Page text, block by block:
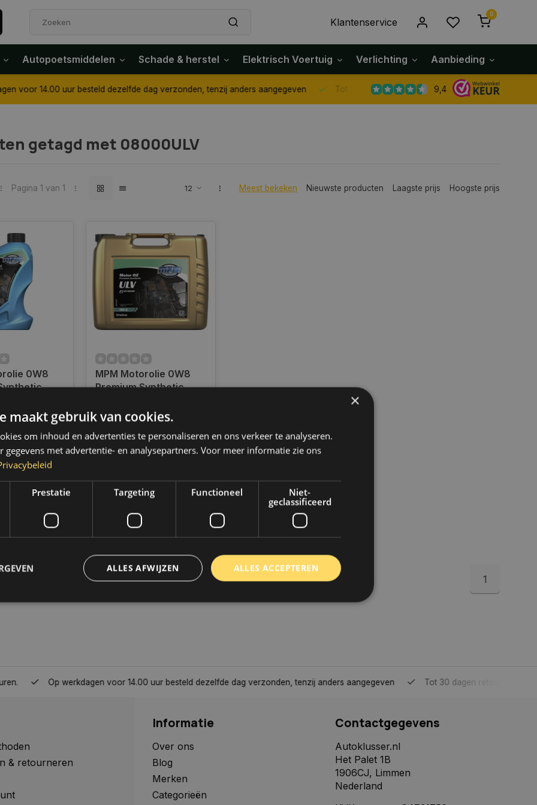
Klantenservice
0
Autopoetsmiddelen Schade & herstel Elektrisch Voertuig Verlichting Aanbieding
uur besteld dezelfde dag verzonden, tenzij anders aangegeven Tot 30 dagen retour sturen. 9,4
getagd met 08000ULV
Pagina 1 van 1 Meest bekeken Nieuwste producten Laagste prijs Hoogste prijs
0W8
voor 14.00
dezelfde dag
de 50,-
(NL &
MPM Motorolie 0W8
Premium Synthetic
Liter l 08020ULV
Indien voorradig,
verzending binnen 2 a 3
werkdagen. Boven de 50,-
gratis verzending. (NL &
€183,95
Vergelijk
1
Op werkdagen voor 14.00 uur besteld dezelfde dag verzonden, tenzij anders aangegeven Tot 30 dagen retour sturen.
& retourneren
Informatie
Over ons
Blog
Merken
Categorieën
Contactgegevens
Autoklusser.nl
Het Palet 1B
1906CJ, Limmen
Nederland
×
maakt gebruik van cookies.
om inhoud en advertenties te personaliseren en ons verkeer te analyseren.
gegevens met advertentie- en analysepartners. Voor meer informatie zie ons
Prestatie Targeting Functioneel
Niet-
geclassificeerd
ALLES ACCEPTEREN
ALLES AFWIJZEN
Dit cookie wordt gebruikt om een identificatiecode
sessie ID wordt gebruikt om een veilige en
consistente gebruikerservaring te behouden, ervoor
te zorgen dat pagina wijzigingen of item selecties
worden onthouden van pagina naar pagina. Het slaat
geen persoonlijke gegevens op.
Deze cookie wordt gebruikt om onderscheid te